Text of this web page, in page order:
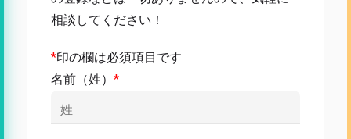
相談してください！
*印の欄は必須項目です
名前（姓） *